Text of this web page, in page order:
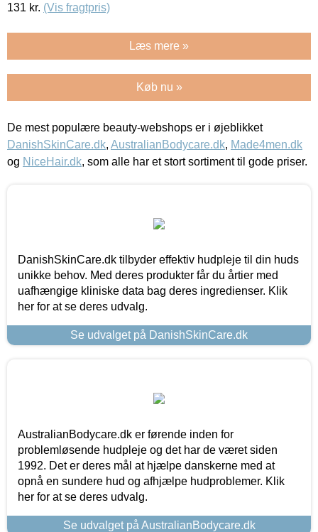
131 kr. (Vis fragtpris)
Læs mere »
Køb nu »
De mest populære beauty-webshops er i øjeblikket
DanishSkinCare.dk, AustralianBodycare.dk, Made4men.dk
og NiceHair.dk, som alle har et stort sortiment til gode priser.
DanishSkinCare.dk tilbyder effektiv hudpleje til din huds
unikke behov. Med deres produkter får du årtier med
uafhængige kliniske data bag deres ingredienser. Klik
her for at se deres udvalg.
Se udvalget på DanishSkinCare.dk
AustralianBodycare.dk er førende inden for
problemløsende hudpleje og det har de været siden
1992. Det er deres mål at hjælpe danskerne med at
opnå en sundere hud og afhjælpe hudproblemer. Klik
her for at se deres udvalg.
Se udvalget på AustralianBodycare.dk